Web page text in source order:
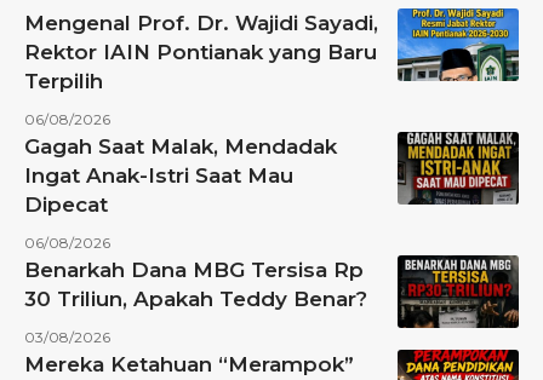
Mengenal Prof. Dr. Wajidi Sayadi,
Rektor IAIN Pontianak yang Baru
Terpilih
06/08/2026
Gagah Saat Malak, Mendadak
Ingat Anak-Istri Saat Mau
Dipecat
06/08/2026
Benarkah Dana MBG Tersisa Rp
30 Triliun, Apakah Teddy Benar?
03/08/2026
Mereka Ketahuan “Merampok”